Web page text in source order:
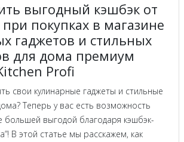
выгодный кэшбэк от
покупках в магазине
гаджетов и стильных
для дома премиум
Profi
свои кулинарные гаджеты и стильные
Теперь у вас есть возможность
большей выгодой благодаря кэшбэк-
В этой статье мы расскажем, как